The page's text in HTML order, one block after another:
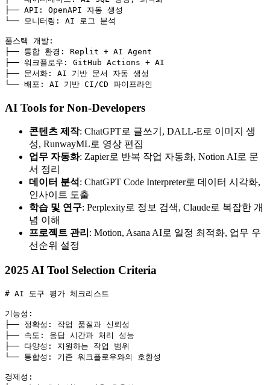
├── API :
OpenAPI 자동 생성
└──
모니터링 : AI 로그 분석
풀스택 개발 :
├── 통합 환경 :
Replit + AI Agent
├── 워크플로우 :
GitHub Actions + AI
├── 문서화 :
AI 기반 문서 자동 생성
└── 배포 : AI 기반 CI/CD 파이프라인
AI Tools for Non-Developers
콘텐츠 제작: ChatGPT로 글쓰기, DALL-E로 이미지 생
성, RunwayML로 영상 편집
업무 자동화: Zapier로 반복 작업 자동화, Notion AI로 문
서 정리
데이터 분석 : ChatGPT Code Interpreter로 데이터 시각화,
인사이트 도출
학습 및 연구: Perplexity로 정보 검색, Claude로 복잡한 개
념 이해
프로젝트 관리 : Motion, Asana AI로 일정 최적화, 업무 우
선순위 설정
2025 AI Tool Selection Criteria
# AI 도구 평가 체크리스트
기능성 :
├── 정확성 :
작업 품질과 신뢰성
├── 속도 :
응답 시간과 처리 성능
├── 다양성 :
지원하는 작업 범위
└── 통합성 : 기존 워크플로우와의 호환성
경제성 :